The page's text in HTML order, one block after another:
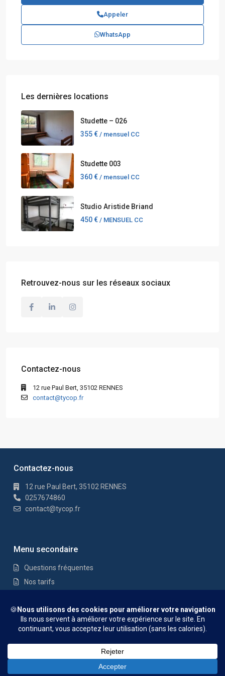
Appeler
WhatsApp
Les dernières locations
Studette – 026
355 € / mensuel CC
Studette 003
360 € / mensuel CC
Studio Aristide Briand
450 € / MENSUEL CC
Retrouvez-nous sur les réseaux sociaux
Contactez-nous
12 rue Paul Bert, 35102 RENNES
contact@tycop.fr
Contactez-nous
12 rue Paul Bert, 35102 RENNES
0257674860
contact@tycop.fr
Menu secondaire
Questions fréquentes
Nos tarifs
Mentions Légales
Nos tarifsNous rejoindre